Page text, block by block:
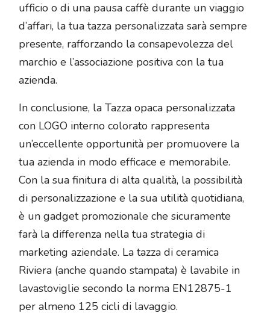
ufficio o di una pausa caffè durante un viaggio
d’affari, la tua tazza personalizzata sarà sempre
presente, rafforzando la consapevolezza del
marchio e l’associazione positiva con la tua
azienda.
In conclusione, la Tazza opaca personalizzata
con LOGO interno colorato rappresenta
un’eccellente opportunità per promuovere la
tua azienda in modo efficace e memorabile.
Con la sua finitura di alta qualità, la possibilità
di personalizzazione e la sua utilità quotidiana,
è un gadget promozionale che sicuramente
farà la differenza nella tua strategia di
marketing aziendale. La tazza di ceramica
Riviera (anche quando stampata) è lavabile in
lavastoviglie secondo la norma EN12875-1
per almeno 125 cicli di lavaggio.